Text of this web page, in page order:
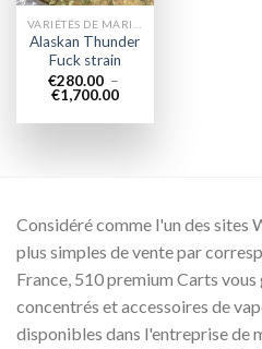
Alaskan Thunder
Fuck strain
€280.00 –
€1,700.00Plage
prix :
Considéré comme l'un des sites
plus simples de vente par
France, 510 premium Carts
concentrés et accessoires de
disponibles dans l'entreprise de